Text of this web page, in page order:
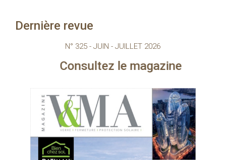
Dernière revue
N° 325 - JUIN - JUILLET 2026
le magazine